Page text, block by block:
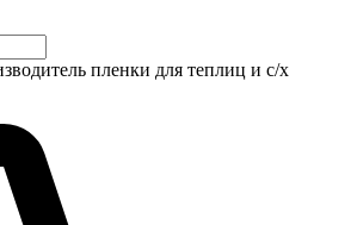
пленки для теплиц и с/х